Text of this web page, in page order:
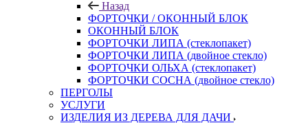
Назад
ФОРТОЧКИ / ОКОННЫЙ БЛОК
ОКОННЫЙ БЛОК
ФОРТОЧКИ ЛИПА (стеклопакет)
ФОРТОЧКИ ЛИПА (двойное стекло)
ФОРТОЧКИ ОЛЬХА (стеклопакет)
ФОРТОЧКИ СОСНА (двойное стекло)
ПЕРГОЛЫ
УСЛУГИ
ИЗДЕЛИЯ ИЗ ДЕРЕВА ДЛЯ ДАЧИ